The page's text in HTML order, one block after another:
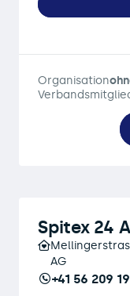
Organisation
Spitex 24
AG
+41 56 209